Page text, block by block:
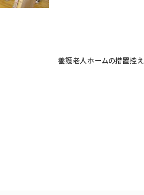
養護老人ホームの措置控え